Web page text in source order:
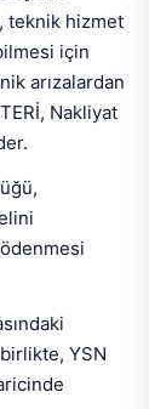
teknik hizmet
için
arızalardan
Nakliyat
YSN